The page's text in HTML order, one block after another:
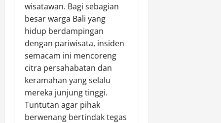
wisatawan. Bagi sebagian
besar warga Bali yang
hidup berdampingan
dengan pariwisata, insiden
semacam ini mencoreng
citra persahabatan dan
keramahan yang selalu
mereka junjung tinggi.
Tuntutan agar pihak
berwenang bertindak tegas